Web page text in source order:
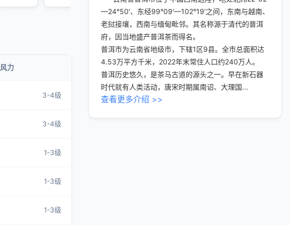
风力
3-4级
3-4级
1-3级
1-3级
1-3级
—24°50′、东经99°09′—102°19′之间，东南与越南、
老挝接壤，西南与缅甸毗邻。其名称源于清代的普洱
府，因当地盛产普洱茶而得名。
普洱市为云南省地级市，下辖1区9县。全市总面积达
4.53万平方千米，2022年末常住人口约240万人。
普洱历史悠久，是茶马古道的源头之一。早在新石器
时代就有人类活动，唐宋时期属南诏、大理国...
查看更多介绍 >>